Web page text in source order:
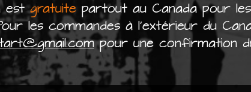
estgratuite partout au Canada pour
les commandes à l'extérieur du
pour une confirmation